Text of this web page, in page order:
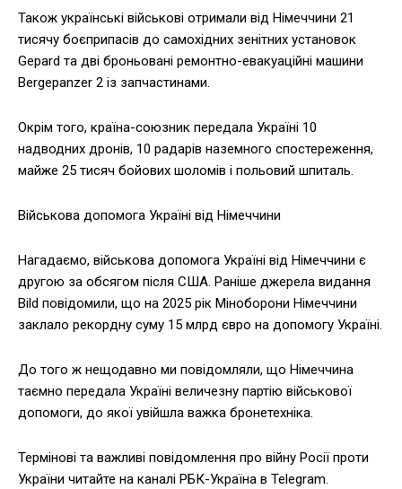
Також українські військові отримали від Німеччини 21
тисячу боєприпасів до самохідних зенітних установок
Gepard та дві броньовані ремонтно-евакуаційні машини
Bergepanzer 2 із запчастинами.
Окрім того, країна-союзник передала Україні 10
надводних дронів, 10 радарів наземного спостереження,
майже 25 тисяч бойових шоломів і польовий шпиталь.
Військова допомога Україні від Німеччини
Нагадаємо, військова допомога Україні від Німеччини є
другою за обсягом після США. Раніше джерела видання
Bild повідомили, що на 2025 рік Міноборони Німеччини
заклало рекордну суму 15 млрд євро на допомогу Україні.
До того ж нещодавно ми повідомляли, що Німеччина
таємно передала Україні величезну партію військової
допомоги, до якої увійшла важка бронетехніка.
Термінові та важливі повідомлення про війну Росії проти
України читайте на каналі РБК-Україна в Telegram.